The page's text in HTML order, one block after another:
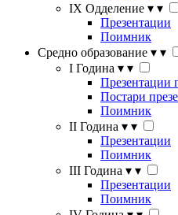
IX Одделение ▾ ▾
Презентации
Поимник
Средно образование ▾ ▾
I Година ▾ ▾
Презентации
Постари
Поимник
II Година ▾ ▾
Презентации
Поимник
III Година ▾ ▾
Презентации
Поимник